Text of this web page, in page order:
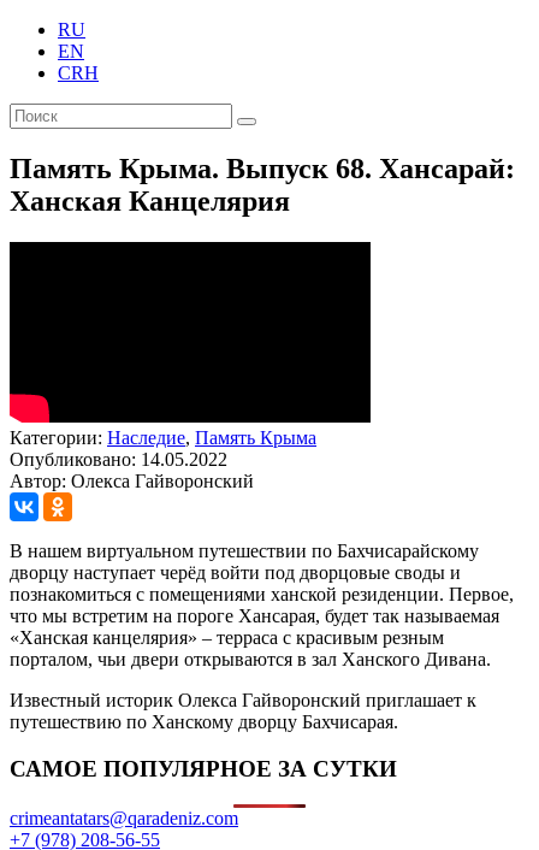
RU
EN
CRH
Память Крыма. Выпуск 68. Хансарай:
Ханская Канцелярия
Категории: Наследие, Память Крыма
Опубликовано: 14.05.2022
Автор: Олекса Гайворонский
В нашем виртуальном путешествии по Бахчисарайскому
дворцу наступает черёд войти под дворцовые своды и
познакомиться с помещениями ханской резиденции. Первое,
что мы встретим на пороге Хансарая, будет так называемая
«Ханская канцелярия» – терраса с красивым резным
порталом, чьи двери открываются в зал Ханского Дивана.
Известный историк Олекса Гайворонский приглашает к
путешествию по Ханскому дворцу Бахчисарая.
САМОЕ ПОПУЛЯРНОЕ ЗА СУТКИ
crimeantatars@qaradeniz.com
+7 (978) 208-56-55